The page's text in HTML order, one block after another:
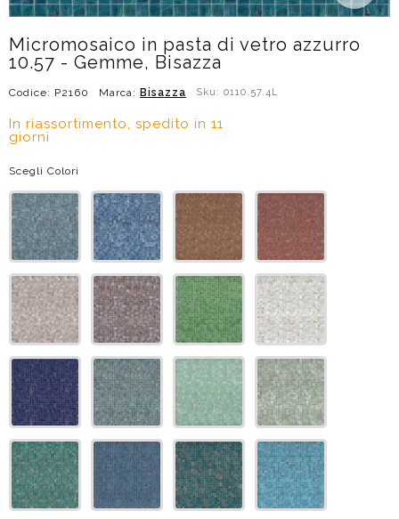
Micromosaico in pasta di vetro azzurro
10.57 - Gemme, Bisazza
Codice: P2160 Marca: Bisazza Sku: 0110.57.4L
In riassortimento, spedito in 11
giorni
Scegli Colori